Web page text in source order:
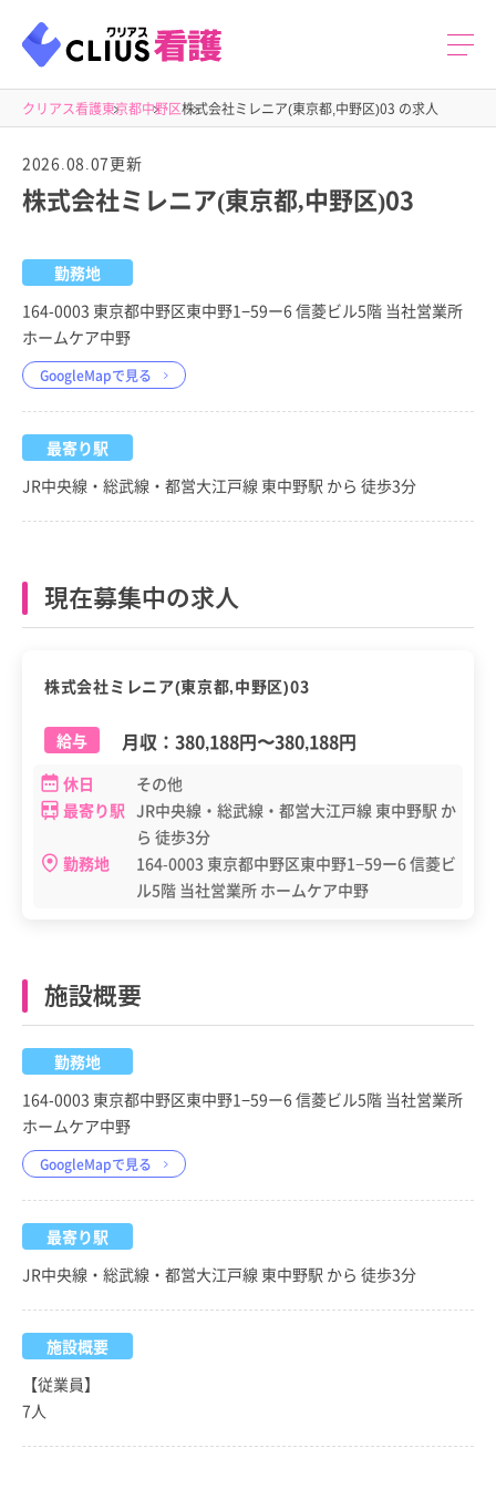
クリアス看護東京都中野区株式会社ミレニア(東京都,中野区)03 の求人
2026.08.07更新
株式会社ミレニア(東京都,中野区)03
勤務地
164-0003 東京都中野区東中野1−59ー6 信菱ビル5階 当社営業所
ホームケア中野
GoogleMapで見る
最寄り駅
JR中央線・総武線・都営大江戸線 東中野駅 から 徒歩3分
現在募集中の求人
株式会社ミレニア(東京都,中野区)03
給与 月収： 380,188円〜380,188円
休日
その他
最寄り駅 JR中央線・総武線・都営大江戸線 東中野駅 か
ら 徒歩3分
勤務地
164-0003 東京都中野区東中野1−59ー6 信菱ビ
ル5階 当社営業所 ホームケア中野
施設概要
勤務地
164-0003 東京都中野区東中野1−59ー6 信菱ビル5階 当社営業所
ホームケア中野
GoogleMapで見る
最寄り駅
JR中央線・総武線・都営大江戸線 東中野駅 から 徒歩3分
施設概要
【従業員】
7人